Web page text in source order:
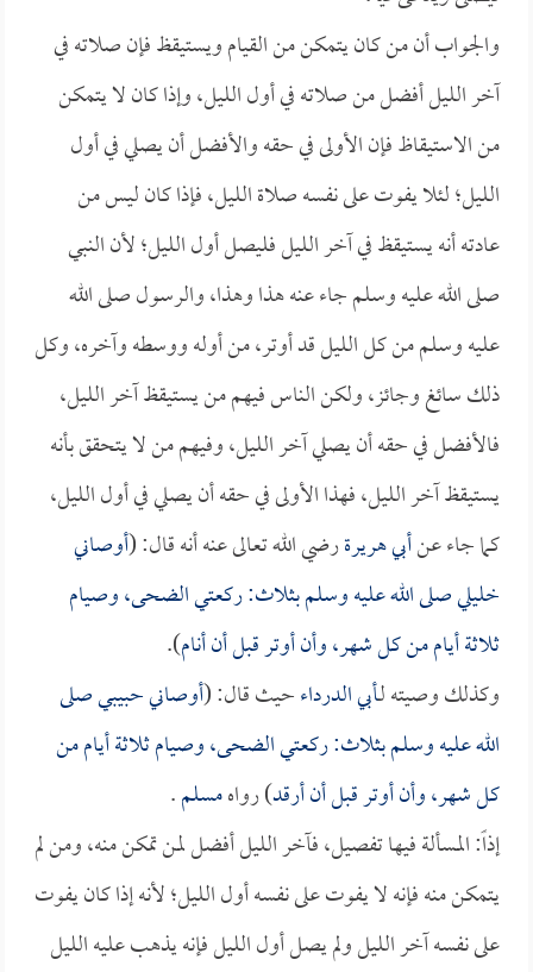
والجواب أن من كان يتمكن من القيام ويستيقظ فإن صلاته في
آخر الليل أفضل من صلاته في أول الليل، وإذا كان لا يتمكن
من الاستيقاظ فإن الأولى في حقه والأفضل أن يصلي في أول
الليل؛ لئلا يفوت على نفسه صلاة الليل، فإذا كان ليس من
عادته أنه يستيقظ في آخر الليل فليصل أول الليل؛ لأن النبي
صلى الله عليه وسلم جاء عنه هذا وهذا، والرسول صلى الله
عليه وسلم من كل الليل قد أوتر، من أوله ووسطه وآخره، وكل
ذلك سائغ وجائز، ولكن الناس فيهم من يستيقظ آخر الليل،
فالأفضل في حقه أن يصلي آخر الليل، وفيهم من لا يتحقق بأنه
يستيقظ آخر الليل، فهذا الأولى في حقه أن يصلي في أول الليل،
كما جاء عنأبي هريرةرضي الله تعالى عنه أنه قال: (أوصاني
خليلي صلى الله عليه وسلم بثلاث: ركعتي الضحى، وصيام
ثلاثة أيام من كل شهر، وأن أوتر قبل أن أنام).
وكذلك وصيته لـأبي الدرداءحيث قال: (أوصاني حبيبي صلى
الله عليه وسلم بثلاث: ركعتي الضحى، وصيام ثلاثة أيام من
كل شهر، وأن أوتر قبل أن أرقد) رواهمسلم.
إذاً: المسألة فيها تفصيل، فآخر الليل أفضل لمن تمكن منه، ومن لم
يتمكن منه فإنه لا يفوت على نفسه أول الليل؛ لأنه إذا كان يفوت
على نفسه آخر الليل ولم يصل أول الليل فإنه يذهب عليه الليل